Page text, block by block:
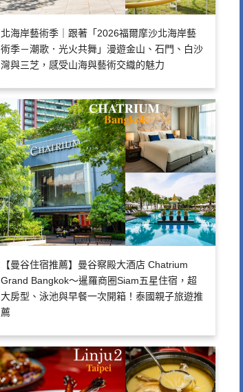
北海岸藝術季｜跟著「2026福爾摩沙北海岸藝
術季－潮歌．光火共舞」漫遊金山、石門、白沙
灣與三芝，感受山海與藝術交織的魅力
【曼谷住宿推薦】曼谷察殿大酒店 Chatrium
Grand Bangkok～暹羅商圈Siam五星住宿，超
大房型、泳池與早餐一次開箱！泰國親子旅遊推
薦